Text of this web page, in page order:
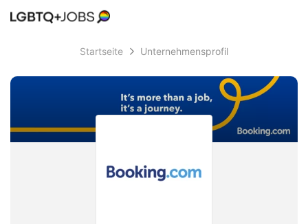
Modus
zum
Startseite Unternehmensprofil